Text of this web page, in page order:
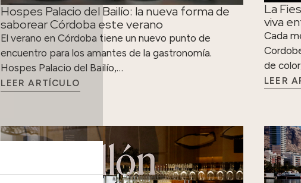
Hospes Palacio del Bailío: la nueva forma de
saborear Córdoba este verano
El verano en Córdoba tiene un nuevo punto de
encuentro para los amantes de la gastronomía.
Hospes Palacio del Bailío,…
LEER ARTÍCULO
La
viva
Cada
de
LEER